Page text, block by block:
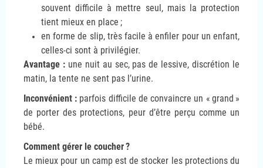
souvent difficile à mettre seul, mais la protection
tient mieux en place ;
en forme de slip, très facile à enfiler pour un enfant,
celles-ci sont à privilégier.
Avantage :une nuit au sec, pas de lessive, discrétion le
matin, la tente ne sent pas l’urine.
Inconvénient : parfois difficile de convaincre un « grand »
de porter des protections, peur d’être perçu comme un
bébé.
Comment gérer le coucher?
Le mieux pour un camp est de stocker les protections du